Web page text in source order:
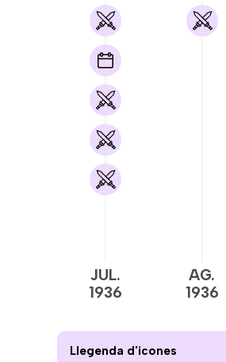
JUL.
1936
AG.
1936
Llegenda d'icones